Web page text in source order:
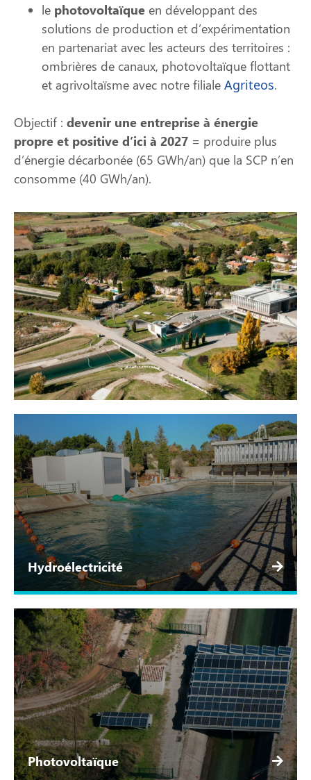
le photovoltaïque en développant des
solutions de production et d’expérimentation
en partenariat avec les acteurs des territoires :
ombrières de canaux, photovoltaïque flottant
et agrivoltaïsme avec notre filiale Agriteos.
Objectif : devenir une entreprise à énergie
propre et positive d’ici à 2027 = produire plus
d’énergie décarbonée (65 GWh/an) que la SCP n’en
consomme (40 GWh/an).
Hydroélectricité
Photovoltaïque